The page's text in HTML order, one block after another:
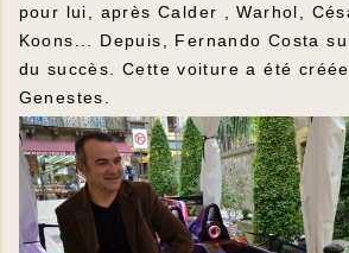
pour lui, après Calder , Warhol,
Koons... Depuis, Fernando Costa
du succès. Cette voiture a été
Genestes.